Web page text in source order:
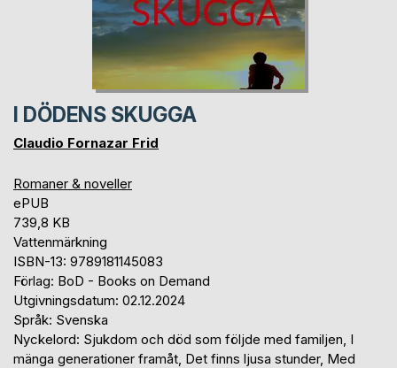
I DÖDENS SKUGGA
Claudio Fornazar Frid
Romaner & noveller
ePUB
739,8 KB
Vattenmärkning
ISBN-13: 9789181145083
Förlag: BoD - Books on Demand
Utgivningsdatum: 02.12.2024
Språk: Svenska
Nyckelord: Sjukdom och död som följde med familjen, I
mänga generationer framåt, Det finns ljusa stunder, Med